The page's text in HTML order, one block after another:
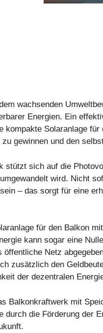
wachsenden
Energien. Ein
kompakte Solaranlage
gewinnen und den
stützt sich auf die
wird. Nicht
– das sorgt für eine
für den Balkon
kann sogar eine
Netz
zusätzlich den
der dezentralen
Balkonkraftwerk mit
durch die Förderung der